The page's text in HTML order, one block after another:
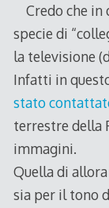
Credo che in
specie di
la televisione
Infatti in
stato
terrestre della
immagini.
Quella di
sia per il tono